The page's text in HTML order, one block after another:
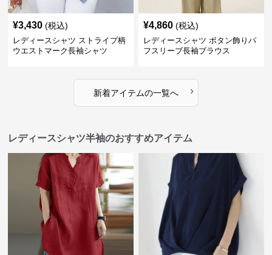
¥3,430 (税込)
レディースシャツ ストライプ柄
ウエストマーク長袖シャツ
¥4,860 (税込)
レディースシャツ ボタン飾りパ
フスリーブ長袖ブラウス
新着アイテムの一覧へ ›
レディースシャツ半袖のおすすめアイテム